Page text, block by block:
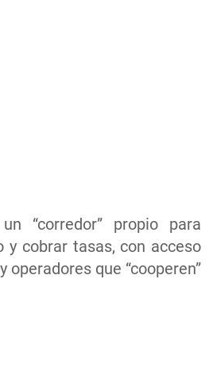
“corredor” propio para
y cobrar tasas, con acceso
operadores que “cooperen”